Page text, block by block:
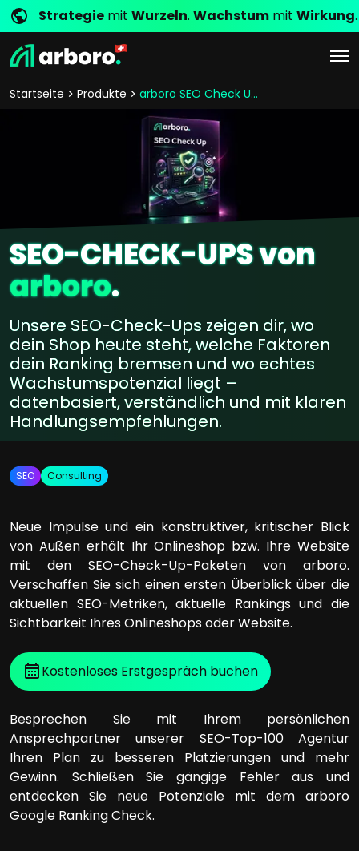
Strategie mit Wurzeln. Wachstum mit Wirkung.
Startseite Produkte arboro SEO Check Ups
SEO-CHECK-UPS von
arboro.
Unsere SEO-Check-Ups zeigen dir, wo
dein Shop heute steht, welche Faktoren
dein Ranking bremsen und wo echtes
Wachstumspotenzial liegt –
datenbasiert, verständlich und mit klaren
Handlungsempfehlungen.
SEO Consulting
Neue Impulse und ein konstruktiver, kritischer Blick
von Außen erhält Ihr Onlineshop bzw. Ihre Website
mit den SEO-Check-Up-Paketen von arboro.
Verschaffen Sie sich einen ersten Überblick über die
aktuellen SEO-Metriken, aktuelle Rankings und die
Sichtbarkeit Ihres Onlineshops oder Website.
Kostenloses Erstgespräch buchen
Besprechen Sie mit Ihrem persönlichen
Ansprechpartner unserer SEO-Top-100 Agentur
Ihren Plan zu besseren Platzierungen und mehr
Gewinn. Schließen Sie gängige Fehler aus und
entdecken Sie neue Potenziale mit dem arboro
Google Ranking Check.